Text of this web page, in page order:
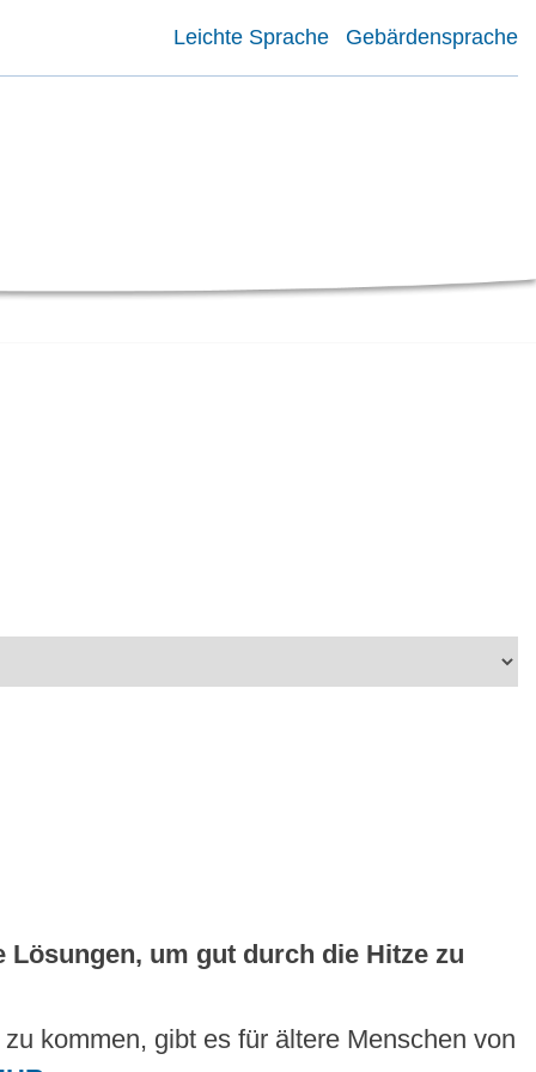
Leichte Sprache Gebärdensprache
um gut durch die Hitze zu
kommen, gibt es für ältere Menschen von